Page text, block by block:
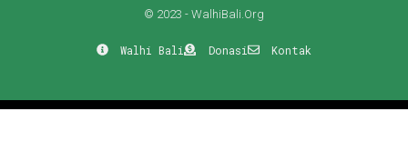
© 2023 - WalhiBali.Org
Walhi Bali Donasi Kontak